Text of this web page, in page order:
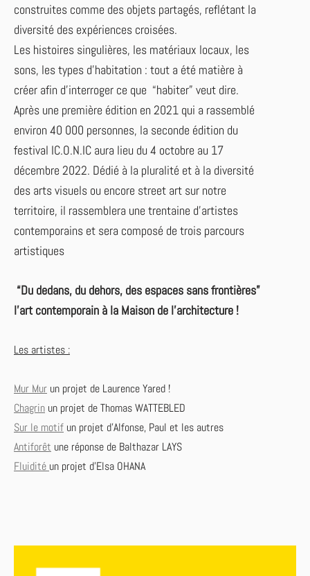
construites comme des objets partagés, reflétant la
diversité des expériences croisées.
Les histoires singulières, les matériaux locaux, les
sons, les types d’habitation : tout a été matière à
créer afin d’interroger ce que “habiter” veut dire.
Après une première édition en 2021 qui a rassemblé
environ 40 000 personnes, la seconde édition du
festival IC.O.N.IC aura lieu du 4 octobre au 17
décembre 2022. Dédié à la pluralité et à la diversité
des arts visuels ou encore street art sur notre
territoire, il rassemblera une trentaine d'artistes
contemporains et sera composé de trois parcours
artistiques
“Du dedans, du dehors, des espaces sans frontières”
l’art contemporain à la Maison de l’architecture !
Les artistes :
Mur Mur un projet de Laurence Yared !
Chagrin un projet de Thomas WATTEBLED
Sur le motif un projet d'Alfonse, Paul et les autres
Antiforêt une réponse de Balthazar LAYS
Fluidité un projet d'Elsa OHANA